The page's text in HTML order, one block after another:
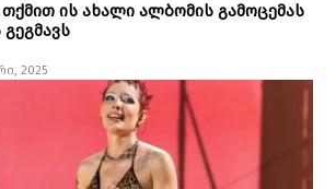
თქმით ის ახალი ალბომის გამოცემას
2025